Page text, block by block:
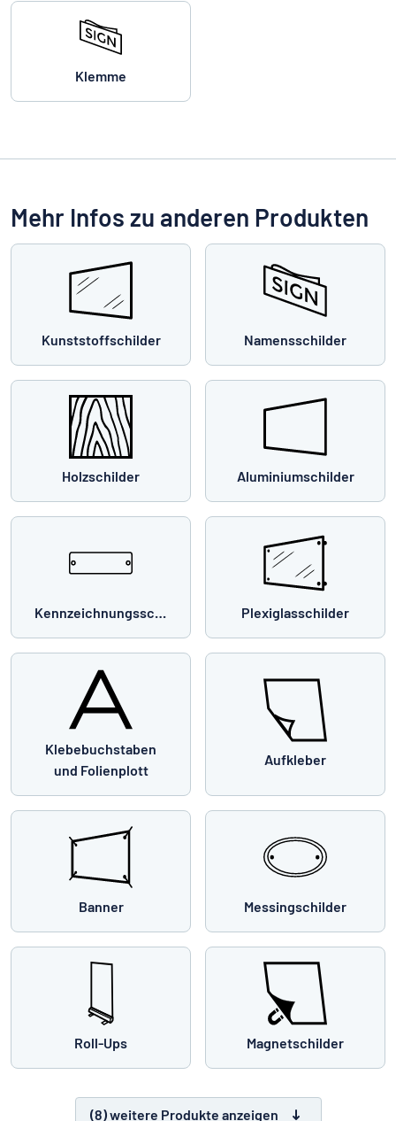
Klemme
Mehr Infos zu anderen Produkten
Kunststoffschilder Namensschilder
Holzschilder Aluminiumschilder
Kennzeichnungsschilder Plexiglasschilder
Klebebuchstaben
und Folienplott
Aufkleber
Banner Messingschilder
Roll-Ups Magnetschilder
(8) weitere Produkte anzeigen